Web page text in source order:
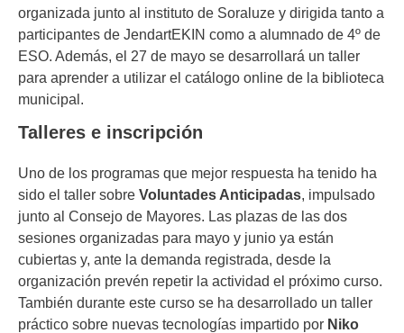
organizada junto al instituto de Soraluze y dirigida tanto a
participantes de JendartEKIN como a alumnado de 4º de
ESO. Además, el 27 de mayo se desarrollará un taller
para aprender a utilizar el catálogo online de la biblioteca
municipal.
Talleres e inscripción
Uno de los programas que mejor respuesta ha tenido ha
sido el taller sobre Voluntades Anticipadas, impulsado
junto al Consejo de Mayores. Las plazas de las dos
sesiones organizadas para mayo y junio ya están
cubiertas y, ante la demanda registrada, desde la
organización prevén repetir la actividad el próximo curso.
También durante este curso se ha desarrollado un taller
práctico sobre nuevas tecnologías impartido por Niko